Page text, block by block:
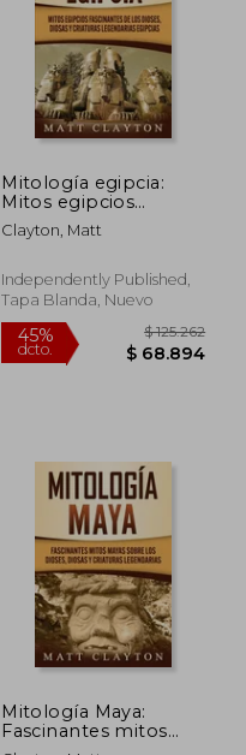
45%
dcto.
Mitología egipcia:
Mitos egipcios
fascinantes de los
dioses, diosas y
egipcias
Clayton, Matt
Independently Published,
Tapa Blanda, Nuevo
Mitología Maya:
Fascinantes mitos
mayas sobre los